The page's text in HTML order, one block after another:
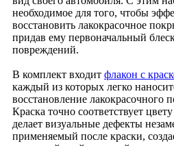
необходимое для того, чтобы
восстановить лакокрасочное
придав ему первоначальный
повреждений.
В комплект входит флакон с
каждый из которых легко
восстановление лакокрасочного
Краска точно соответствует
делает визуальные дефекты
применяемый после краски,